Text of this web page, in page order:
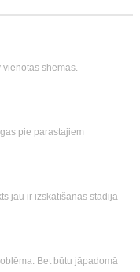
shēmas.
pie parastajiem
jau ir izskatīšanas stadijā
Bet būtu jāpadomā